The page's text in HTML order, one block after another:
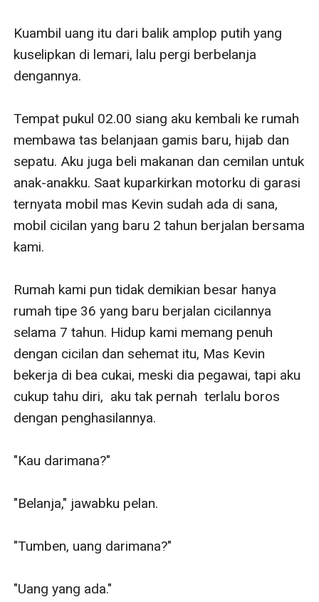
Kuambil uang itu dari balik amplop putih yang
kuselipkan di lemari, lalu pergi berbelanja
dengannya.
Tempat pukul 02.00 siang aku kembali ke rumah
membawa tas belanjaan gamis baru, hijab dan
sepatu. Aku juga beli makanan dan cemilan untuk
anak-anakku. Saat kuparkirkan motorku di garasi
ternyata mobil mas Kevin sudah ada di sana,
mobil cicilan yang baru 2 tahun berjalan bersama
kami.
Rumah kami pun tidak demikian besar hanya
rumah tipe 36 yang baru berjalan cicilannya
selama 7 tahun. Hidup kami memang penuh
dengan cicilan dan sehemat itu, Mas Kevin
bekerja di bea cukai, meski dia pegawai, tapi aku
cukup tahu diri,  aku tak pernah  terlalu boros
dengan penghasilannya.
"Kau darimana?"
"Belanja," jawabku pelan.
"Tumben, uang darimana?"
"Uang yang ada."